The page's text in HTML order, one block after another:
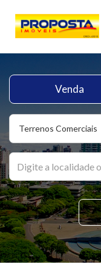
Terrenos Comerciais
Venda